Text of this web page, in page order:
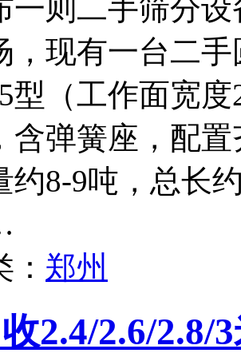
一则二手筛分
，现有一台二
型（工作面宽
含弹簧座，配
约8-9吨，总长
郑州
2.4/2.6/2.8/